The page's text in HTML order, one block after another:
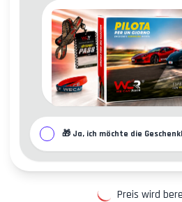
Kontakte
Preis wird
🎁 Ja, ich möchte die